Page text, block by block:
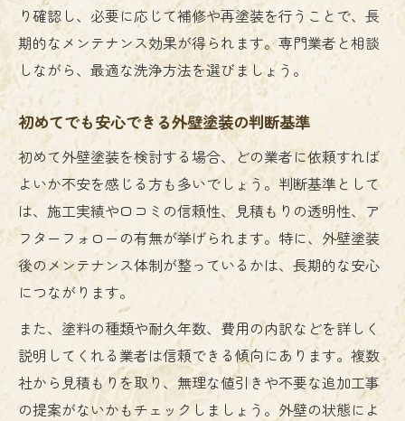
り確認し、必要に応じて補修や再塗装を行うことで、長
期的なメンテナンス効果が得られます。専門業者と相談
しながら、最適な洗浄方法を選びましょう。
初めてでも安心できる外壁塗装の判断基準
初めて外壁塗装を検討する場合、どの業者に依頼すれば
よいか不安を感じる方も多いでしょう。判断基準として
は、施工実績や口コミの信頼性、見積もりの透明性、ア
フターフォローの有無が挙げられます。特に、外壁塗装
後のメンテナンス体制が整っているかは、長期的な安心
につながります。
また、塗料の種類や耐久年数、費用の内訳などを詳しく
説明してくれる業者は信頼できる傾向にあります。複数
社から見積もりを取り、無理な値引きや不要な追加工事
の提案がないかもチェックしましょう。外壁の状態によ